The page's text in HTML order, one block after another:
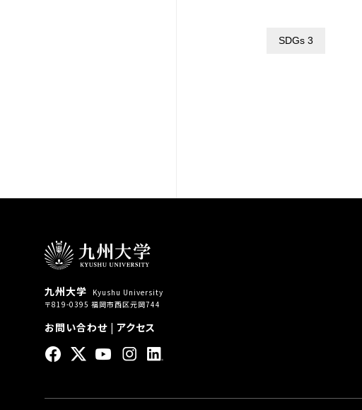
SDGs 3
九州大学
Kyushu University
〒819-0395 福岡市西区元岡744
お問い合わせ |アクセス